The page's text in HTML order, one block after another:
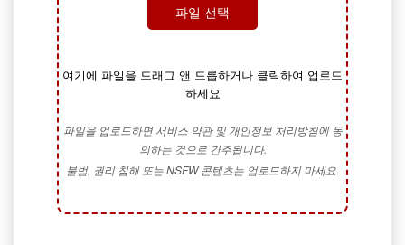
파일 선택
여기에 파일을 드래그 앤 드롭하거나 클릭하여 업로드
하세요
파일을 업로드하면 서비스 약관 및 개인정보 처리방침에 동
의하는 것으로 간주됩니다.
불법, 권리 침해 또는 NSFW 콘텐츠는 업로드하지 마세요.